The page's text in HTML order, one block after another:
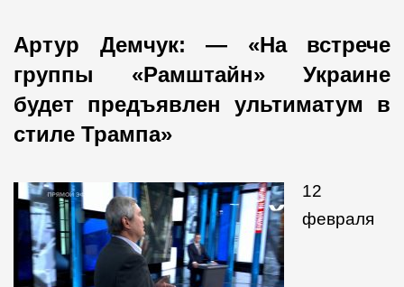
в
общественно-
политическом
шоу
Первого
покажет»
Артур Демчук: — «На встрече
группы «Рамштайн» Украине
будет предъявлен ультиматум в
стиле Трампа»
12
февраля